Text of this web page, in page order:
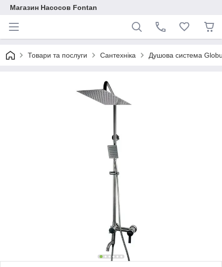
Магазин Насосов Fontan
Товари та послуги Сантехніка Душова система